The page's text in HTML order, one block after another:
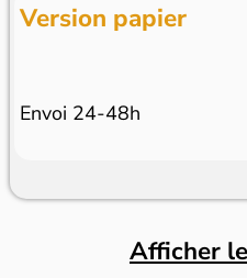
Version papier
Envoi 24-48h
Afficher